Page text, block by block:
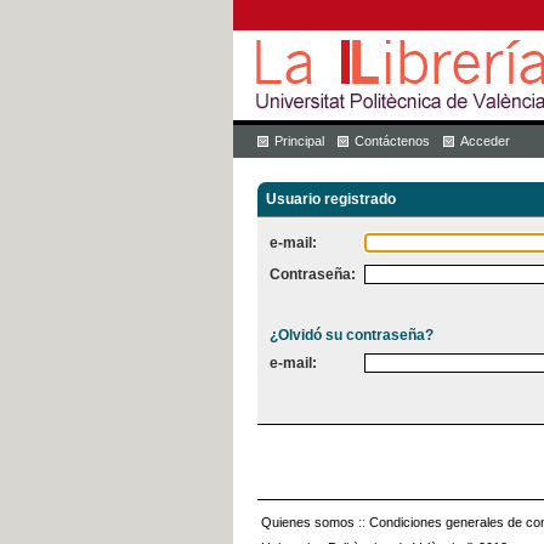
Principal Contáctenos Acceder
Usuario registrado
e-mail:
Contraseña:
¿Olvidó su contraseña?
e-mail:
Quienes somos :: Condiciones generales de